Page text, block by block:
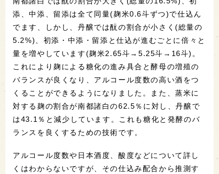
添、中添、留添は全て同量(麹米0.6斗ずつ)で仕込ん
でます、しかし、丹醸では酛の割合が小さく(総量の
5.2%)、初添・中添・留添と仕込が進むごとに倍々と
量を増やしています(麹米2.65斗→5.25斗→16斗)。
これにより麹による糖化の進み具合と酵母の増殖の
バランスが良くなり、アルコール度数の高い酒をつ
くることができるようになりました。また、蒸米に
対する麹の割合が南都諸白の62.5％に対し、丹醸で
は43.1％と減少しています。これも糖化と発酵のバ
ランスを良くするための技術です。
アルコール度数や日本酒度、酸度などについて詳し
くはわからないですが、その仕込み配合から推測す